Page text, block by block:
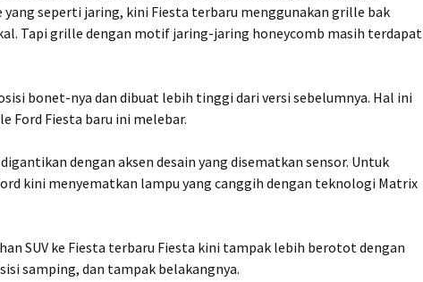
yang seperti jaring, kini Fiesta terbaru menggunakan grille bak
Tapi grille dengan motif jaring-jaring honeycomb masih terdapat
bonet-nya dan dibuat lebih tinggi dari versi sebelumnya. Hal ini
Ford Fiesta baru ini melebar.
dengan aksen desain yang disematkan sensor. Untuk
kini menyematkan lampu yang canggih dengan teknologi Matrix
SUV ke Fiesta terbaru Fiesta kini tampak lebih berotot dengan
samping, dan tampak belakangnya.